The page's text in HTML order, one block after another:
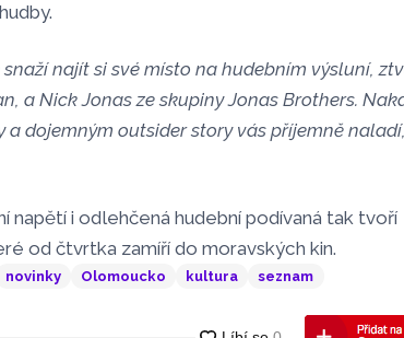
najít si své místo na hudebním výsluní,
a Nick Jonas ze skupiny Jonas Brothers.
dojemným outsider story vás příjemně
napětí i odlehčená hudební podívaná tak tvoří
od čtvrtka zamíří do moravských kin.
novinky Olomoucko kultura
seznam